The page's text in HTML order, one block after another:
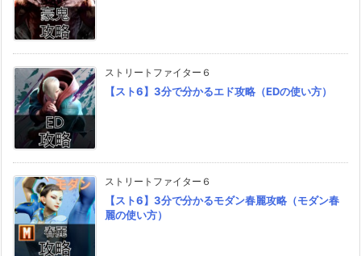
ストリートファイター６
【スト6】3分で分かるエド攻略（EDの使い方）
ストリートファイター６
【スト6】3分で分かるモダン春麗攻略（モダン春
麗の使い方）